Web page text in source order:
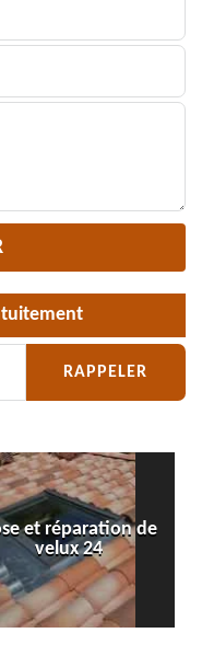
et réparation de
velux 24